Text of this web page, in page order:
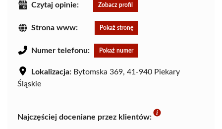
Czytaj opinie: Zobacz profil
Strona www: Pokaż stronę
Numer telefonu: Pokaż numer
Lokalizacja: Bytomska 369, 41-940 Piekary
Śląskie
Najczęściej doceniane przez klientów: